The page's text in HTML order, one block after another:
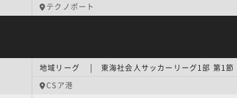
テクノポート
地域リーグ | 東海社会人サッカーリーグ1部 第1節
CSア港